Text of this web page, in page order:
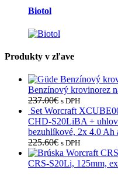
Biotol
Produkty v zľave
Benzínový krovinorez
237.00€ s DPH
Set Worcraft
CHD-S20LiBA +
bezuhlíkové, 2x 4.0 Ah
225.60€ s DPH
CRS-S20Li, 125mm,